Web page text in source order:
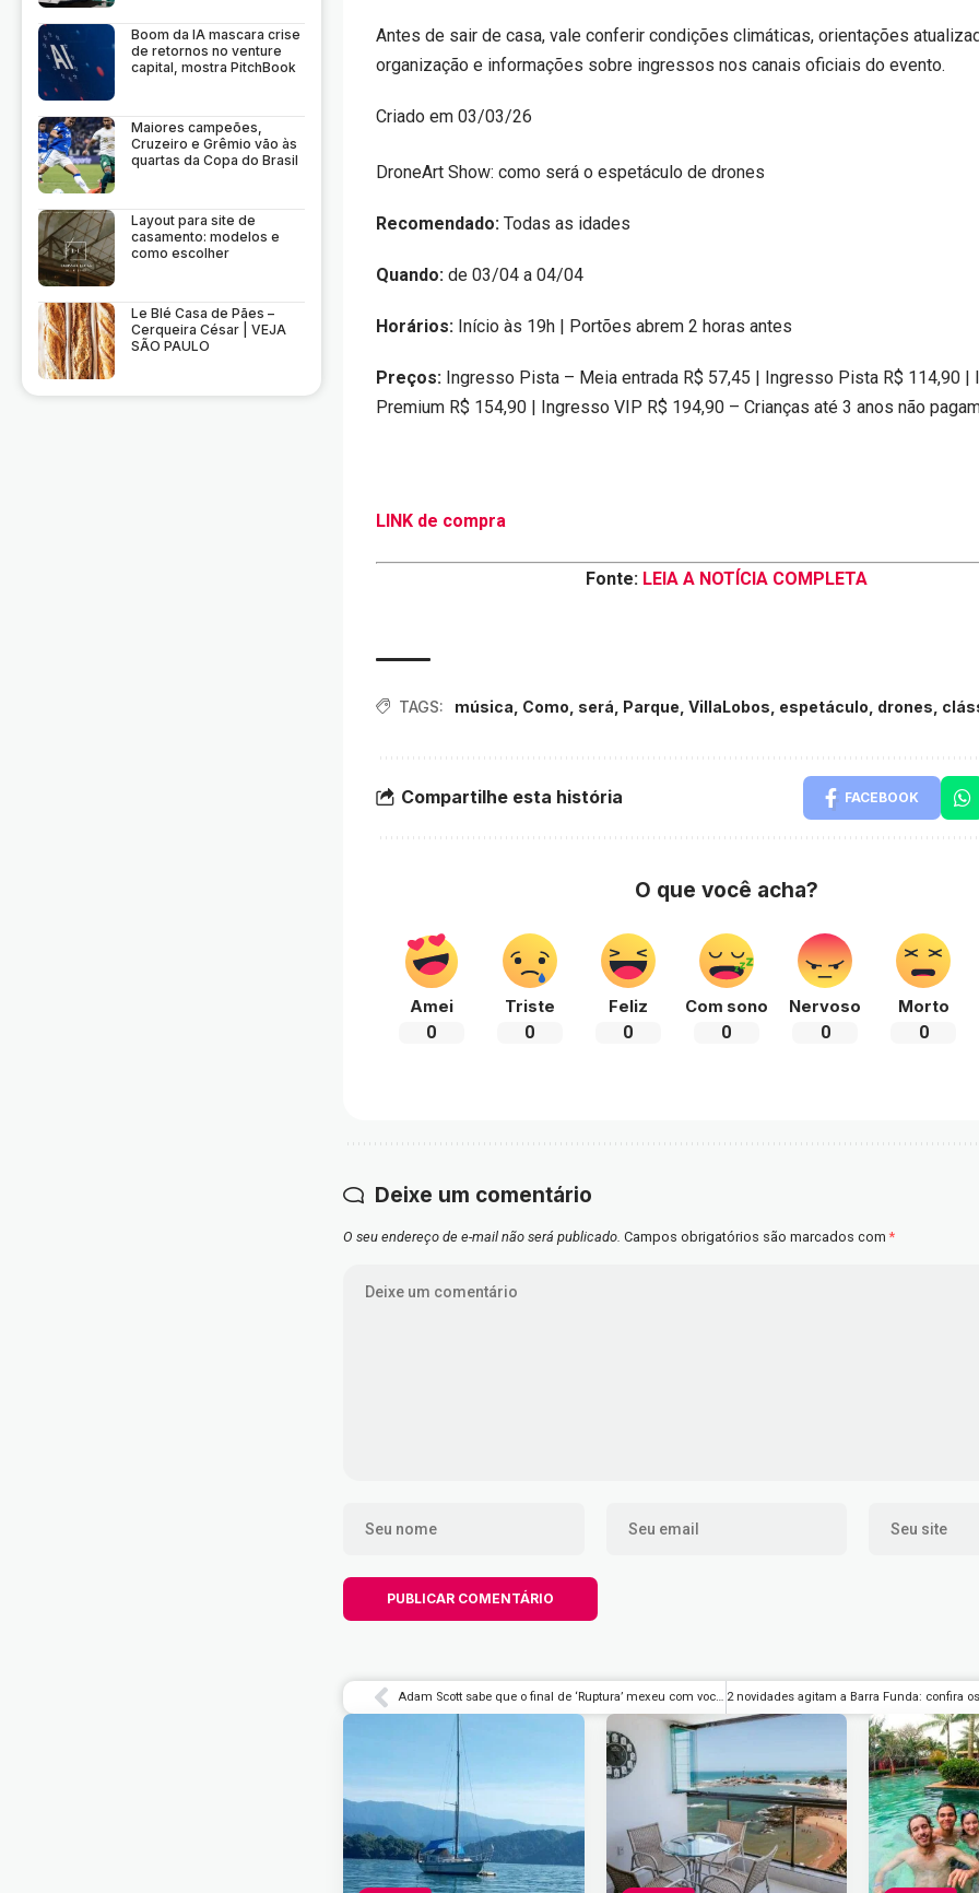
Boom da IA mascara crise
de retornos no venture
capital, mostra PitchBook
Maiores campeões,
Cruzeiro e Grêmio vão às
quartas da Copa do Brasil
Layout para site de
casamento: modelos e
como escolher
Le Blé Casa de Pães –
Cerqueira César | VEJA
SÃO PAULO
Antes de sair de casa, vale conferir condições climáticas, orientações
organização e informações sobre ingressos nos canais oficiais do evento.
Criado em 03/03/26
DroneArt Show: como será o espetáculo de drones
Recomendado:Todas as idades
Quando:de 03/04 a 04/04
Horários: Início às 19h | Portões abrem 2 horas antes
Preços: Ingresso Pista – Meia entrada R$ 57,45 | Ingresso Pista R$ 114,90 |
Premium R$ 154,90 | Ingresso VIP R$ 194,90 – Crianças até 3 anos não
LINK de compra
Fonte: LEIA A NOTÍCIA COMPLETA
TAGS: música Como será Parque ,VillaLobos espetáculo drones
Compartilhe esta história FACEBOOK
O que você acha?
Amei
0
Triste
0
Feliz
0
Com sono
0
Nervoso
0
Morto
0
Deixe um comentário
O seu endereço de e-mail não será publicado. Campos obrigatórios são marcados com*
Adam Scott sabe que o final de ‘Ruptura’ mexeu com você – Rolling Stone Brasil